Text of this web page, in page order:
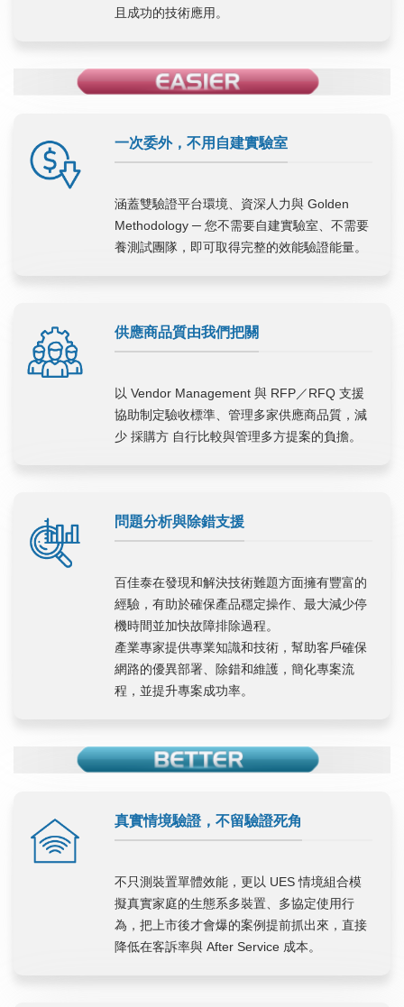
且成功的技術應用。
一次委外，不用自建實驗室
涵蓋雙驗證平台環境、資深人力與 Golden
Methodology ─ 您不需要自建實驗室、不需要
養測試團隊，即可取得完整的效能驗證能量。
供應商品質由我們把關
以 Vendor Management 與 RFP／RFQ 支援
協助制定驗收標準、管理多家供應商品質，減
少 採購方 自行比較與管理多方提案的負擔。
問題分析與除錯支援
百佳泰在發現和解決技術難題方面擁有豐富的
經驗，有助於確保產品穩定操作、最大減少停
機時間並加快故障排除過程。
產業專家提供專業知識和技術，幫助客戶確保
網路的優異部署、除錯和維護，簡化專案流
程，並提升專案成功率。
真實情境驗證，不留驗證死角
不只測裝置單體效能，更以 UES 情境組合模
擬真實家庭的生態系多裝置、多協定使用行
為，把上市後才會爆的案例提前抓出來，直接
降低在客訴率與 After Service 成本。